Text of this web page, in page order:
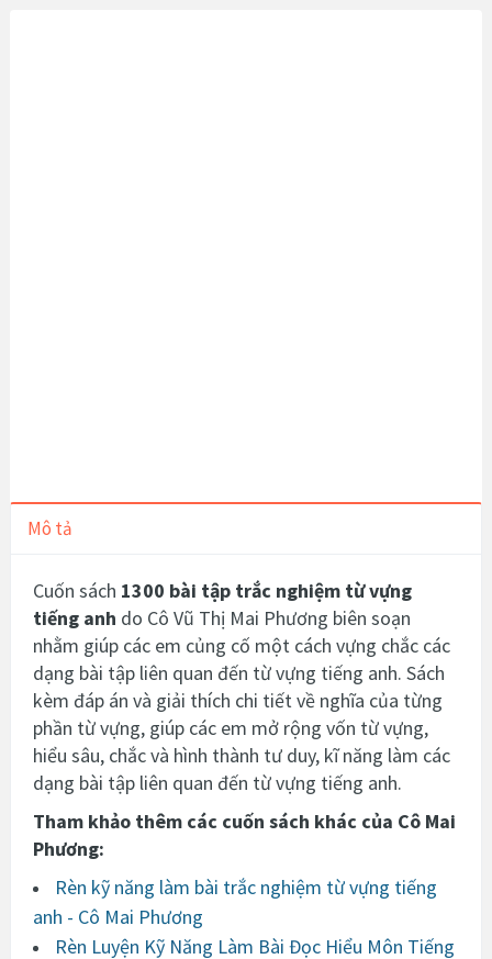
Mô tả
Cuốn sách 1300 bài tập trắc nghiệm từ vựng
tiếng anh do Cô Vũ Thị Mai Phương biên soạn
nhằm giúp các em củng cố một cách vựng chắc các
dạng bài tập liên quan đến từ vựng tiếng anh. Sách
kèm đáp án và giải thích chi tiết về nghĩa của từng
phần từ vựng, giúp các em mở rộng vốn từ vựng,
hiểu sâu, chắc và hình thành tư duy, kĩ năng làm các
dạng bài tập liên quan đến từ vựng tiếng anh.
Tham khảo thêm các cuốn sách khác của Cô Mai
Phương:
Rèn kỹ năng làm bài trắc nghiệm từ vựng tiếng
anh - Cô Mai Phương
Rèn Luyện Kỹ Năng Làm Bài Đọc Hiểu Môn Tiếng